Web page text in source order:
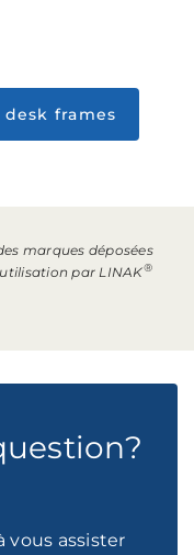
frames
marques déposées
par LINAK®
vous assister